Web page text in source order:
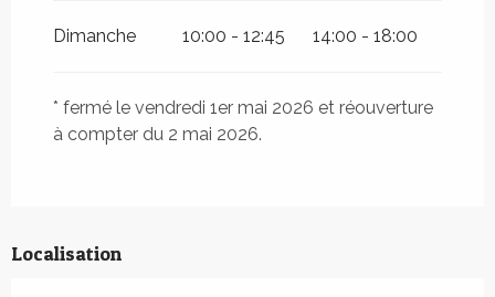
Dimanche 10:00 - 12:45 14:00 - 18:00
* fermé le vendredi 1er mai 2026 et réouverture
à compter du 2 mai 2026.
Localisation